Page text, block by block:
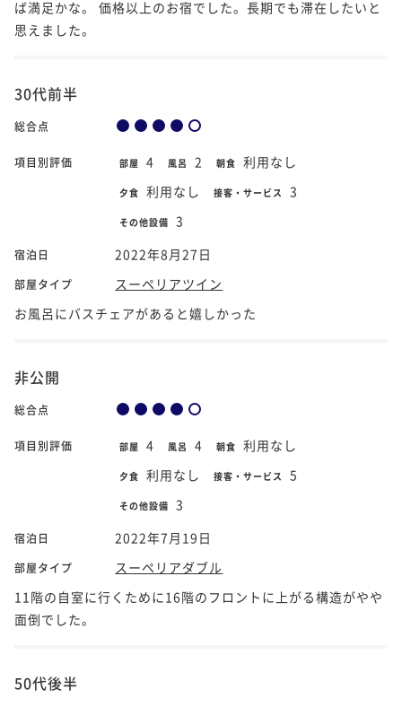
ば満足かな。 価格以上のお宿でした。長期でも滞在したいと
思えました。
30代前半
総合点
項目別評価 部屋 4 風呂 2 朝食 利用なし
夕食 利用なし 接客・サービス 3
その他設備 3
宿泊日 2022年8月27日
部屋タイプ
スーペリアツイン
お風呂にバスチェアがあると嬉しかった
非公開
総合点
項目別評価 部屋 4 風呂 4 朝食 利用なし
夕食 利用なし 接客・サービス 5
その他設備 3
宿泊日 2022年7月19日
部屋タイプ
スーペリアダブル
11階の自室に行くために16階のフロントに上がる構造がやや
面倒でした。
50代後半